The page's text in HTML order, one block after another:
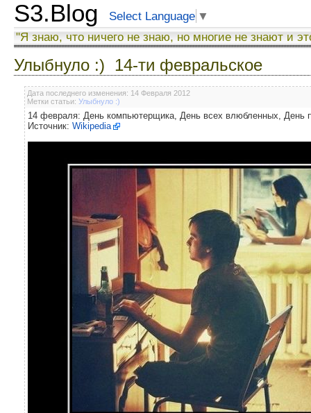
S3.Blog Select Language ▼
"Я знаю, что ничего не знаю, но многие не знают и
Улыбнуло :) 14-ти февральское
Дата последнего изменения: 14 Февраля 2012
Метки статьи: Улыбнуло :)
14 февраля: День компьютерщика, День всех влюбленных, День
Источник: Wikipedia